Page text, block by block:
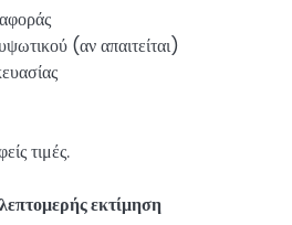
(αν απαιτείται)
τιμές.
εκτίμηση